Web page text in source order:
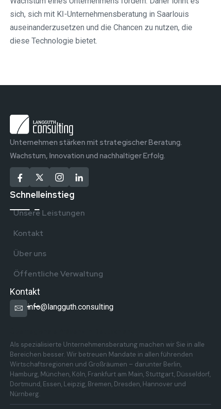
sich, sich mit KI-Unternehmensberatung in Saarlouis
auseinanderzusetzen und die Chancen zu nutzen, die
diese Technologie bietet.
Unternehmen stärken mit strategischer Beratung.
Wachstum, Innovation und nachhaltiger Erfolg.
Schnelleinstieg
Unsere Leistungen
Kontakt
Über uns
Öffentliche Verwaltung
Kontakt
info@langguth.consulting
Als spezialisierte Unternehmensberatung machen wir Sie in alle
Bereichen besser. Wir betreuen Mandate in allen führenden
Wirtschaftsregionen und Großräumen – darunter Berlin,
Hamburg, München, Köln, Frankfurt am Main, Stuttgart, Düsseldorf,
Dortmund, Essen, Leipzig, Bremen, Dresden, Hannover und
Nürnberg.